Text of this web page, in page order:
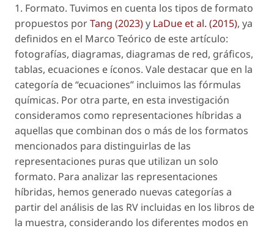
1. Formato. Tuvimos en cuenta los tipos de formato
propuestos porTang (2023)y LaDue et al. (2015), ya
definidos en el Marco Teórico de este artículo:
fotografías, diagramas, diagramas de red, gráficos,
tablas, ecuaciones e íconos. Vale destacar que en la
categoría de “ecuaciones” incluimos las fórmulas
químicas. Por otra parte, en esta investigación
consideramos como representaciones híbridas a
aquellas que combinan dos o más de los formatos
mencionados para distinguirlas de las
representaciones puras que utilizan un solo
formato. Para analizar las representaciones
híbridas, hemos generado nuevas categorías a
partir del análisis de las RV incluidas en los libros de
la muestra, considerando los diferentes modos en